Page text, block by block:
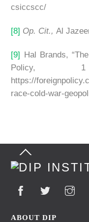
csiccscc/
[8] Op. Cit.,Al
[9]
Hal Brands,
Policy,
https://
race-cold-war-
Back
Top
ABOUT DIP